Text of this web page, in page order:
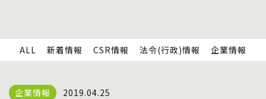
企業情報
全国事業所紹介
全国の回収対応
ALL 新着情報 CSR情報 法令(行政)情報 企業情報
2019.04.25